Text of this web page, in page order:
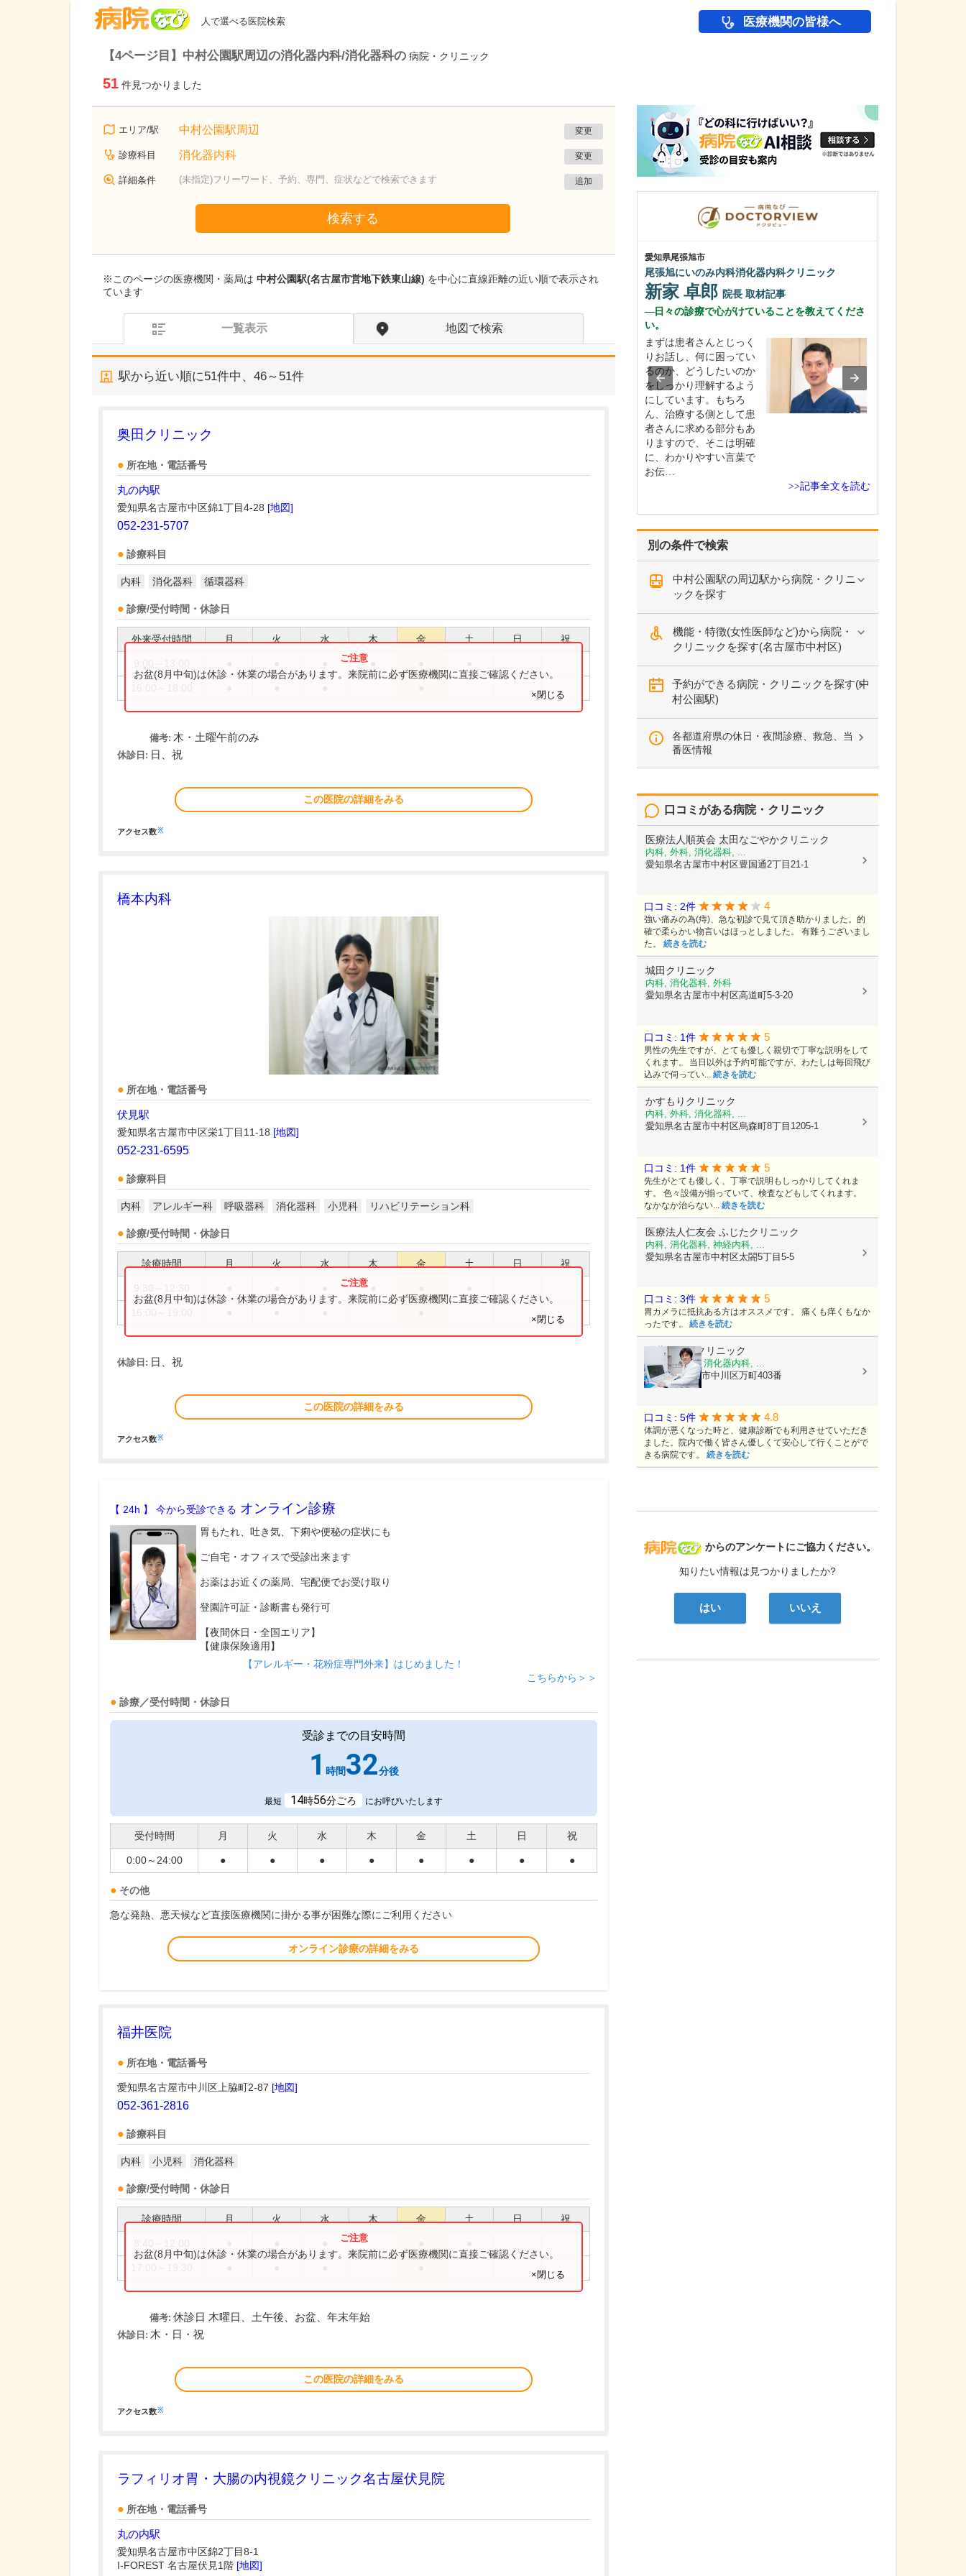
人で選べる医院検索 医療機関の皆様へ
【4ページ目】中村公園駅周辺の消化器内科/消化器科の 病院・クリニック
51 件見つかりました
エリア/駅 中村公園駅周辺 変更
診療科目 消化器内科 変更
詳細条件 (未指定)フリーワード、予約、専門、症状などで検索できます 追加
検索する
※このページの医療機関・薬局は 中村公園駅(名古屋市営地下鉄東山線) を中心に直線距離の近い順で表示され
ています
一覧表示 地図で検索
駅から近い順に51件中、 46～51件
奥田クリニック
所在地・電話番号
丸の内駅
愛知県名古屋市中区錦1丁目4-28 [地図]
052-231-5707
診療科目
内科 消化器科 循環器科
診療/受付時間・休診日
外来受付時間 月 火 水 木 金 土 日 祝
お盆(8月中旬)は休診・休業の場合があります。来院前に必ず医療機関に直接ご確認ください。
×閉じる
備考: 木・土曜午前のみ
休診日: 日、祝
この医院の詳細をみる
アクセス数※
橋本内科
所在地・電話番号
伏見駅
愛知県名古屋市中区栄1丁目11-18 [地図]
052-231-6595
診療科目
内科 アレルギー科 呼吸器科 消化器科 小児科 リハビリテーション科
診療/受付時間・休診日
診療時間 月 火 水 木 金 土 日 祝
お盆(8月中旬)は休診・休業の場合があります。来院前に必ず医療機関に直接ご確認ください。
×閉じる
休診日: 日、祝
この医院の詳細をみる
アクセス数※
【 24h 】 今から受診できる オンライン診療
胃もたれ、吐き気、下痢や便秘の症状にも
ご自宅・オフィスで受診出来ます
お薬はお近くの薬局、宅配便でお受け取り
登園許可証・診断書も発行可
【夜間休日・全国エリア】
【健康保険適用】
【アレルギー・花粉症専門外来】はじめました！
こちらから＞＞
診療／受付時間・休診日
受診までの目安時間
1 時間32分後
最短 14時56分ごろ にお呼びいたします
受付時間 月 火 水 木 金 土 日 祝
0:00～24:00 ● ● ● ● ● ● ● ●
その他
急な発熱、悪天候など直接医療機関に掛かる事が困難な際にご利用ください
オンライン診療の詳細をみる
福井医院
所在地・電話番号
愛知県名古屋市中川区上脇町2-87 [地図]
052-361-2816
診療科目
内科 小児科 消化器科
診療/受付時間・休診日
診療時間 月 火 水 木 金 土 日 祝
お盆(8月中旬)は休診・休業の場合があります。来院前に必ず医療機関に直接ご確認ください。
×閉じる
備考: 休診日 木曜日、土午後、お盆、年末年始
休診日: 木・日・祝
この医院の詳細をみる
アクセス数※
ラフィリオ胃・大腸の内視鏡クリニック名古屋伏見院
所在地・電話番号
丸の内駅
愛知県名古屋市中区錦2丁目8-1
I-FOREST 名古屋伏見1階 [地図]
別の条件で検索
中村公園駅の周辺駅から病院・クリニ
ックを探す
機能・特徴(女性医師など)から病院・
クリニックを探す(名古屋市中村区)
予約ができる病院・クリニックを探す(中
村公園駅)
各都道府県の休日・夜間診療、救急、当
番医情報
病院なび
からのアンケートにご協力ください。
知りたい情報は見つかりましたか?
はい いいえ
口コミがある病院・クリニック
医療法人順英会 太田なごやかクリニック
内科, 外科, 消化器科, ...
愛知県名古屋市中村区豊国通2丁目21-1
口コミ: 2件 4
強い痛みの為(痔)、急な初診で見て頂き助かりました。的
確で柔らかい物言いはほっとしました。 有難うございまし
た。 続きを読む
城田クリニック
内科, 消化器科, 外科
愛知県名古屋市中村区高道町5-3-20
口コミ: 1件 5
男性の先生ですが、とても優しく親切で丁寧な説明をして
くれます。 当日以外は予約可能ですが、わたしは毎回飛び
込みで伺ってい... 続きを読む
かすもりクリニック
内科, 外科, 消化器科, ...
愛知県名古屋市中村区烏森町8丁目1205-1
口コミ: 1件 5
先生がとても優しく、丁寧で説明もしっかりしてくれま
す。 色々設備が揃っていて、検査などもしてくれます。
なかなか治らない... 続きを読む
医療法人仁友会 ふじたクリニック
内科, 消化器科, 神経内科, ...
愛知県名古屋市中村区太閤5丁目5-5
口コミ: 3件 5
胃カメラに抵抗ある方はオススメです。 痛くも痒くもなか
ったです。 続きを読む
佐藤あつしクリニック
内科, 小児科, 消化器内科, ...
愛知県名古屋市中川区万町403番
口コミ: 5件 4.8
体調が悪くなった時と、健康診断でも利用させていただき
ました。院内で働く皆さん優しくて安心して行くことがで
きる病院です。 続きを読む
愛知県名古屋市緑区
相川みんなの診療所
消化器内科を専攻され、糖尿病の専門医資格も
お持ちだそうですね。
消化器内科を専攻したの
は、食道、大腸、胃とい
愛知県尾張旭市
尾張旭にいのみ内科消化器内科クリニック
新家 卓郎 院長 取材記事
日々の診療で心がけていることを教えてくださ
い。
まずは患者さんとじっく
りお話し、何に困ってい
るのか、どうしたいのか
をしっかり理解するよう
にしています。もちろ
ん、治療する側として患
者さんに求める部分もあ
りますので、そこは明確
に、わかりやすい言葉で
お伝…
>>記事全文を読む